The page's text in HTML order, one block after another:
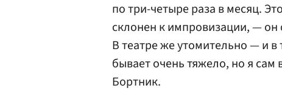
по три-четыре раза в месяц.
склонен к импровизации, — он
В театре же утомительно — и
бывает очень тяжело, но я сам
Бортник.